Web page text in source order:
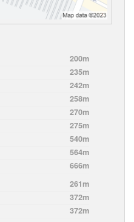
200m
235m
242m
258m
270m
275m
540m
564m
666m
261m
372m
372m